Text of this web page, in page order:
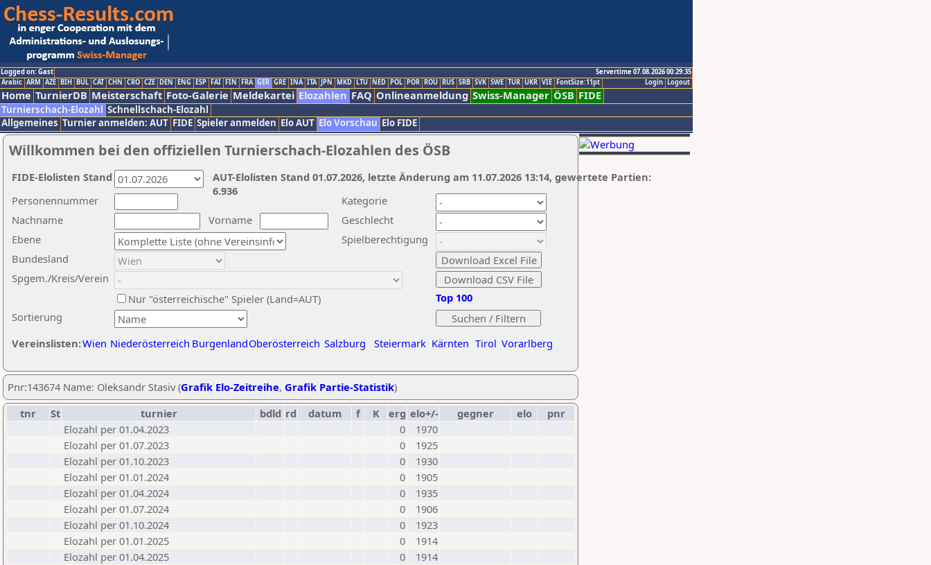
Logged on: Gast
Servertime 07.08.2026 00:29:35
Logout
Login
Arabic ARM AZE BIH BUL CAT CHN CRO CZE DEN ENG ESP FAI FIN FRA GER GRE INA ITA JPN MKD LTU NED POL POR ROU RUS SRB SVK SWE TUR UKR VIE FontSize:11pt
Home TurnierDB Meisterschaft Foto-Galerie Meldekartei Elozahlen FAQ Onlineanmeldung Swiss-Manager ÖSB FIDE
Turnierschach-Elozahl Schnellschach-Elozahl
Allgemeines Turnier anmelden: AUT FIDE Spieler anmelden Elo AUT Elo Vorschau Elo FIDE
Willkommen bei den offiziellen Turnierschach-Elozahlen des ÖSB
Nachname
Vorname
Ebene
Kategorie
Sortierung
Personennummer
Bundesland
Spgem./Kreis/Verein
Geschlecht
Nur "österreichische" Spieler (Land=AUT)
Spielberechtigung
Vereinslisten:Wien Niederösterreich BurgenlandOberösterreich Salzburg Steiermark Kärnten Tirol Vorarlberg
Top 100
AUT-Elolisten Stand 01.07.2026, letzte Änderung am 11.07.2026 13:14, gewertete Partien:
6.936
FIDE-Elolisten Stand
Pnr:143674 Name: Oleksandr Stasiv (Grafik Elo-Zeitreihe, Grafik Partie-Statistik)
tnr
St turnier bdld rd datum f K erg elo+/- gegner elo
pnr
Elozahl per 01.04.2023
0
1970
Elozahl per 01.07.2023
0
1925
Elozahl per 01.10.2023
0
1930
Elozahl per 01.01.2024
0
1905
Elozahl per 01.04.2024
0
1935
Elozahl per 01.07.2024
0
1906
Elozahl per 01.10.2024
0
1923
Elozahl per 01.01.2025
0
1914
Elozahl per 01.04.2025
0
1914